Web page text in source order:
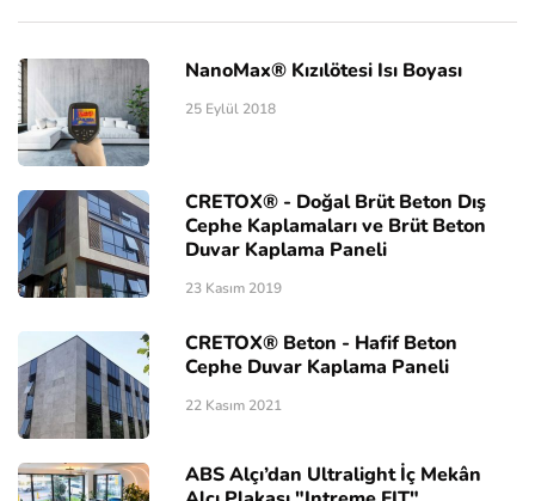
NanoMax® Kızılötesi Isı Boyası
25 Eylül 2018
CRETOX® - Doğal Brüt Beton Dış
Cephe Kaplamaları ve Brüt Beton
Duvar Kaplama Paneli
23 Kasım 2019
CRETOX® Beton - Hafif Beton
Cephe Duvar Kaplama Paneli
22 Kasım 2021
ABS Alçı’dan Ultralight İç Mekân